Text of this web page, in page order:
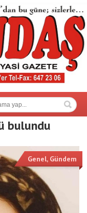
bulundu
Genel, Gündem